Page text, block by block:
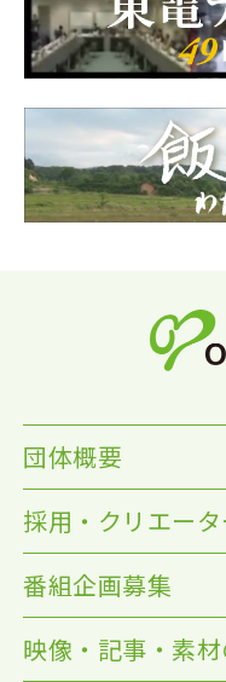
団体概要
採用・クリエー
番組企画募集
映像・記事・素